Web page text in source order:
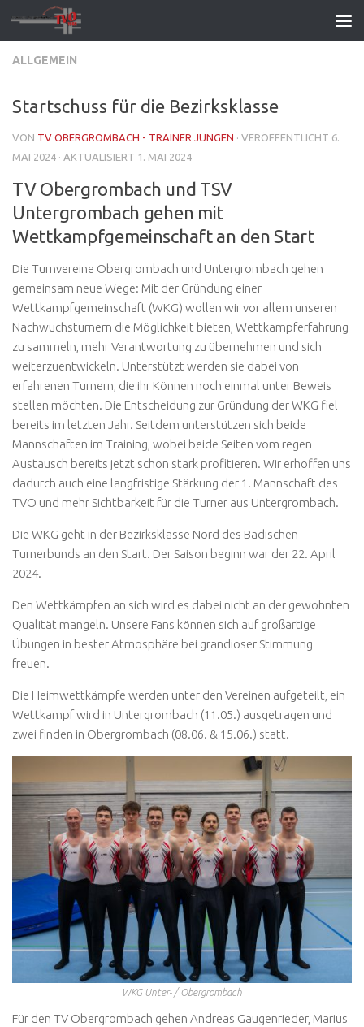
Zum Inhalt springen
ALLGEMEIN
Startschuss für die Bezirksklasse
VON TV OBERGROMBACH - TRAINER JUNGEN · VERÖFFENTLICHT 6.
MAI 2024 · AKTUALISIERT 1. MAI 2024
TV Obergrombach und TSV
Untergrombach gehen mit
Wettkampfgemeinschaft an den Start
Die Turnvereine Obergrombach und Untergrombach gehen
gemeinsam neue Wege: Mit der Gründung einer
Wettkampfgemeinschaft (WKG) wollen wir vor allem unseren
Nachwuchsturnern die Möglichkeit bieten, Wettkampferfahrung
zu sammeln, mehr Verantwortung zu übernehmen und sich
weiterzuentwickeln. Unterstützt werden sie dabei von
erfahrenen Turnern, die ihr Können noch einmal unter Beweis
stellen möchten. Die Entscheidung zur Gründung der WKG fiel
bereits im letzten Jahr. Seitdem unterstützen sich beide
Mannschaften im Training, wobei beide Seiten vom regen
Austausch bereits jetzt schon stark profitieren. Wir erhoffen uns
dadurch auch eine langfristige Stärkung der 1. Mannschaft des
TVO und mehr Sichtbarkeit für die Turner aus Untergrombach.
Die WKG geht in der Bezirksklasse Nord des Badischen
Turnerbunds an den Start. Der Saison beginn war der 22. April
2024.
Den Wettkämpfen an sich wird es dabei nicht an der gewohnten
Qualität mangeln. Unsere Fans können sich auf großartige
Übungen in bester Atmosphäre bei grandioser Stimmung
freuen.
Die Heimwettkämpfe werden unter den Vereinen aufgeteilt, ein
Wettkampf wird in Untergrombach (11.05.) ausgetragen und
zwei finden in Obergrombach (08.06. & 15.06.) statt.
WKG Unter- / Obergrombach
Für den TV Obergrombach gehen Andreas Gaugenrieder, Marius